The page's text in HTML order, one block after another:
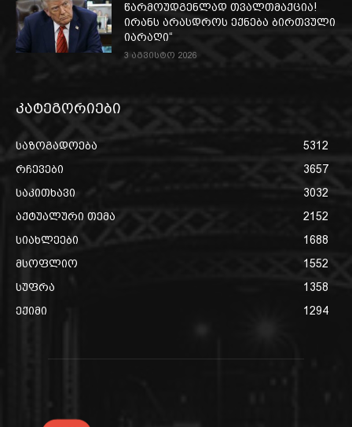
წარმოუდგენლად თვალთმაქცია!
ირანს არასდროს ექნება ბირთვული
იარაღი“
3 აგვისტო 2026
კატეგორიები
საზოგადოება
5312
რჩევები
3657
საკითხავი
3032
აქტუალური თემა
2152
სიახლეები
1688
მსოფლიო
1552
სუფრა
1358
ექიმი
1294